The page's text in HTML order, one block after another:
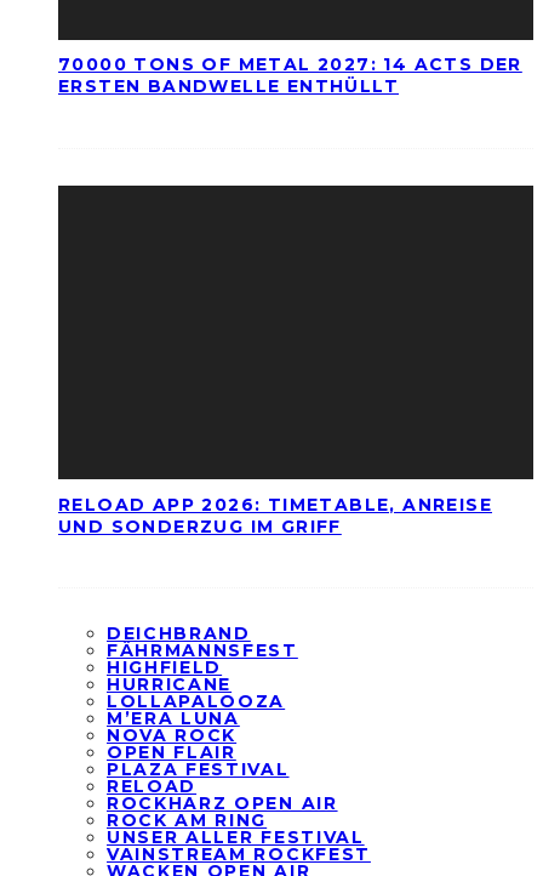
70000 TONS OF METAL 2027: 14 ACTS DER
ERSTEN BANDWELLE ENTHÜLLT
RELOAD APP 2026: TIMETABLE, ANREISE
UND SONDERZUG IM GRIFF
DEICHBRAND
FÄHRMANNSFEST
HIGHFIELD
HURRICANE
LOLLAPALOOZA
M’ERA LUNA
NOVA ROCK
OPEN FLAIR
PLAZA FESTIVAL
RELOAD
ROCKHARZ OPEN AIR
ROCK AM RING
UNSER ALLER FESTIVAL
VAINSTREAM ROCKFEST
WACKEN OPEN AIR